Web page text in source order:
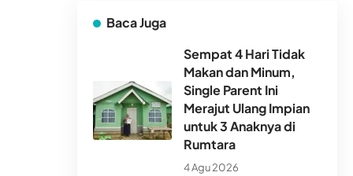
Baca Juga
Sempat 4 Hari Tidak
Makan dan Minum,
Single Parent Ini
Merajut Ulang Impian
untuk 3 Anaknya di
Rumtara
4 Agu 2026